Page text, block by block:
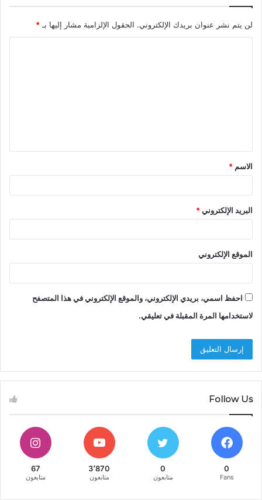
لن يتم نشر عنوان بريدك الإلكتروني. الحقول الإلزامية مشار إليها بـ *
الاسم *
البريد الإلكتروني*
الموقع الإلكتروني
احفظ اسمي، بريدي الإلكتروني، والموقع الإلكتروني في هذا المتصفح
لاستخدامها المرة المقبلة في تعليقي.
Follow Us
0
Fans
0
متابعون
3٬870
متابعون
67
متابعون